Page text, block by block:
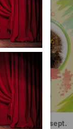
Dum, 13 sept.